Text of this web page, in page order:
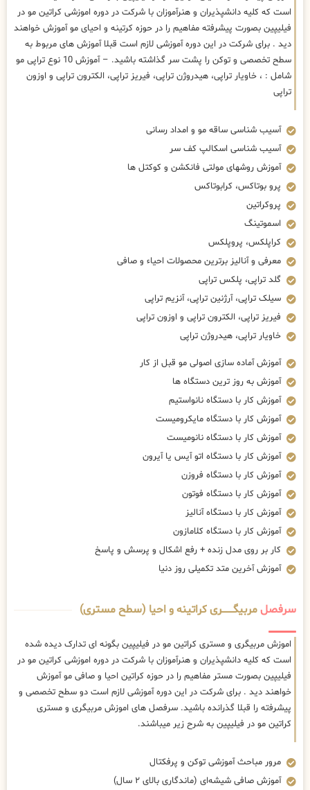
است که کلیه دانشپذیران و هنرآموزان با شرکت در دوره اموزشی کراتین مو در
فیلیپین بصورت پیشرفته مفاهیم را در حوزه کرتینه و احیای مو آموزش خواهند
دید . برای شرکت در این دوره آموزشی لازم است قبلا آموزش های مربوط به
سطح تخصصی و توکن را پشت سر گذاشته باشید. – آموزش 10 نوع تراپی مو
شامل : ، خاویار تراپی، هیدروژن تراپی، فیریز تراپی، الکترون تراپی و اوزون
تراپی
آسیب شناسی ساقه مو و امداد رسانی
آسیب شناسی اسکالپ کف سر
آموزش روشهای مولتی فانکشن و کوکتل ها
پرو بوتاکس، کرابوتاکس
پروکراتین
اسموتینگ
کراپلکس، پروپلکس
معرفی و آنالیز برترین محصولات احیاء و صافی
گلد تراپی، پلکس تراپی
سیلک تراپی، آرژنین تراپی، آنزیم تراپی
فیریز تراپی، الکترون تراپی و اوزون تراپی
خاویار تراپی، هیدروژن تراپی
آموزش آماده سازی اصولی مو قبل از کار
آموزش به روز ترین دستگاه ها
آموزش کار با دستگاه نانواستیم
آموزش کار با دستگاه مایکرومیست
آموزش کار با دستگاه نانومیست
آموزش کار با دستگاه اتو آیس یا آیرون
آموزش کار با دستگاه فروزن
آموزش کار با دستگاه فوتون
آموزش کار با دستگاه آنالیز
آموزش کار با دستگاه کلامازون
کار بر روی مدل زنده + رفع اشکال و پرسش و پاسخ
آموزش آخرین متد تکمیلی روز دنیا
سرفصلمربیگــــــــری کراتینه و احیا (سطح مستری)
اموزش مربیگری و مستری کراتین مو در فیلیپین بگونه ای تدارک دیده شده
است که کلیه دانشپذیران و هنرآموزان با شرکت در دوره اموزشی کراتین مو در
فیلیپین بصورت مستر مفاهیم را در حوزه کراتین احیا و صافی مو آموزش
خواهند دید . برای شرکت در این دوره آموزشی لازم است دو سطح تخصصی و
پیشرفته را قبلا گذرانده باشید. سرفصل های اموزش مربیگری و مستری
کراتین مو در فیلیپین به شرح زیر میباشند.
مرور مباحث آموزشی توکن و پرفکتال
آموزش صافی شیشه‌ای (ماندگاری بالای ۲ سال)